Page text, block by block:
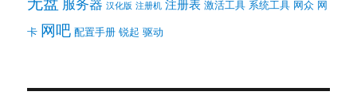
无盘 服务器 汉化版 注册机 注册表 激活工具 系统工具 网众 网
卡 网吧 配置手册 锐起 驱动